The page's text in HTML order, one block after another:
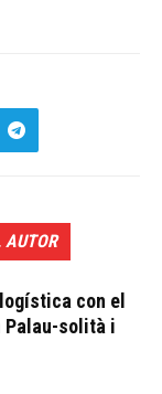
AUTOR
con el
Palau-solità i